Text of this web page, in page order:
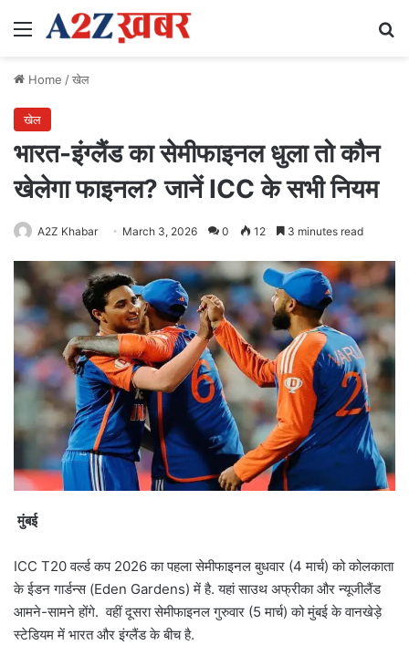
Menu
Home /खेल
खेल
भारत-इंग्लैंड का सेमीफाइनल धुला तो कौन
खेलेगा फाइनल? जानें ICC के सभी नियम
A2Z Khabar March 3, 2026 0 12 3 minutes read
मुंबई
ICC T20 वर्ल्ड कप 2026 का पहला सेमीफाइनल बुधवार (4 मार्च) को कोलकाता
के ईडन गार्डन्स (Eden Gardens) में है. यहां साउथ अफ्रीका और न्यूजीलैंड
आमने-सामने होंगे. वहीं दूसरा सेमीफाइनल गुरुवार (5 मार्च) को मुंबई के वानखेड़े
स्टेड‍ियम में भारत और इंग्लैंड के बीच है.